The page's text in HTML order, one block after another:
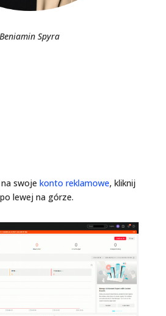
Beniamin Spyra
swoje konto reklamowe, kliknij
lewej na górze.